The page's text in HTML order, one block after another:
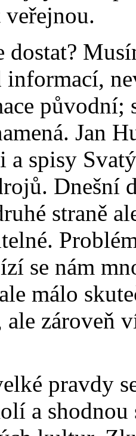
dostat?
původní;
Jan
spisy
Dnešní
straně
se nám
málo
zároveň
pravdy
a shodnou